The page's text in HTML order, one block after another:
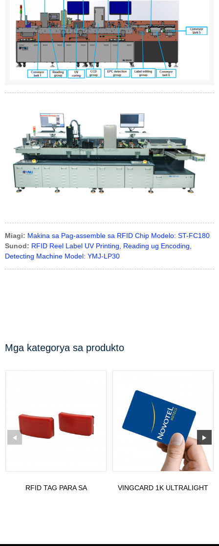
Miagi: Makina sa Pag-assemble sa RFID Chip Modelo: ST-FC180
Sunod: RFID Reel Label UV Printing, Reading ug Encoding,
Detecting Machine Model: YMJ-LP30
Mga kategorya sa produkto
RFID TAG PARA SA
VINGCARD 1K ULTRALIGHT